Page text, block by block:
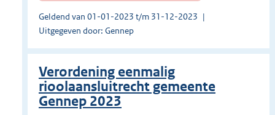
Geldend van 01-01-2023 t/m 31-12-2023
Uitgegeven door: Gennep
Verordening eenmalig
rioolaansluitrecht gemeente
Gennep 2023